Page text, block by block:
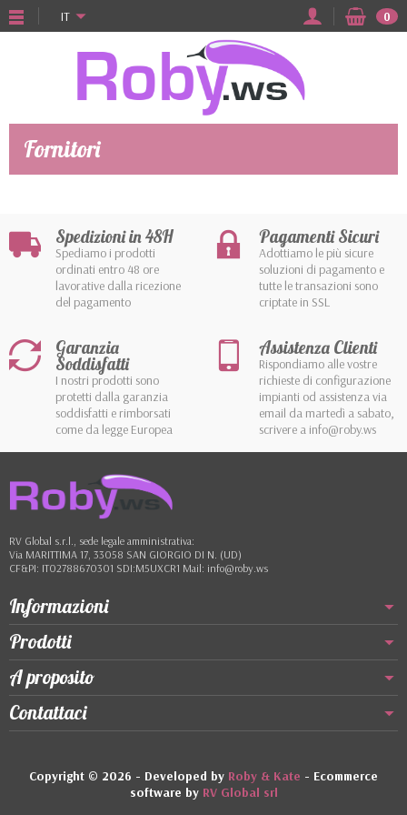
IT 0
Fornitori
Spedizioni in 48H
Spediamo i prodotti
ordinati entro 48 ore
lavorative dalla ricezione
del pagamento
Pagamenti Sicuri
Adottiamo le più sicure
soluzioni di pagamento e
tutte le transazioni sono
criptate in SSL
Garanzia
Soddisfatti
I nostri prodotti sono
protetti dalla garanzia
soddisfatti e rimborsati
come da legge Europea
Assistenza Clienti
Rispondiamo alle vostre
richieste di configurazione
impianti od assistenza via
email da martedì a sabato,
scrivere a info@roby.ws
RV Global s.r.l., sede legale amministrativa:
Via MARITTIMA 17, 33058 SAN GIORGIO DI N. (UD)
CF&PI: IT02788670301 SDI:M5UXCR1 Mail: info@roby.ws
Informazioni
Prodotti
A proposito
Contattaci
Copyright © 2026 - Developed by Roby & Kate - Ecommerce
software by RV Global srl